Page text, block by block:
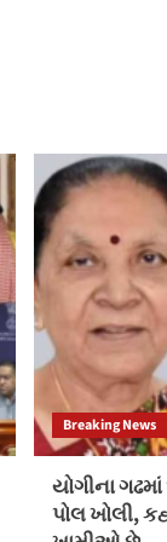
Breaking News
યોગીના
પોલ ખોલી,